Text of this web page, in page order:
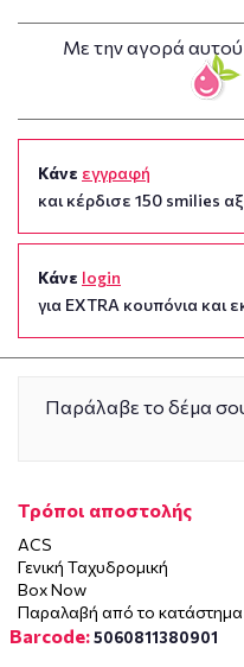
Με την αγορά αυτού
Κάνε εγγραφή
και κέρδισε 150 smilies
Κάνε login
για EXTRA κουπόνια και
Παράλαβε το δέμα
Τρόποι αποστολής
ACS
Γενική Ταχυδρομική
Box Now
Παραλαβή από το κατάστημα
Barcode:5060811380901